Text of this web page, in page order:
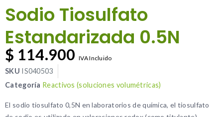
Sodio Tiosulfato
Estandarizada 0.5N
$ 114.900 IVA Incluido
SKU IS040503
Categoría Reactivos (soluciones volumétricas)
El sodio tiosulfato 0,5N en laboratorios de química, el tiosulfato